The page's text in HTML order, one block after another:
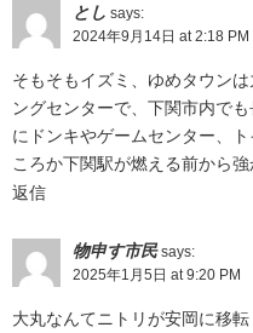
とし says:
2024年9月14日 at 2:18 PM
そもそもイズミ、ゆめタウン
ングセンターで、下関市内で
にドンキやゲームセンター、
ころか下関駅が燃える前から強
返信
物申す市民 says:
2025年1月5日 at 9:20 PM
大丸なんてニトリが安岡に移